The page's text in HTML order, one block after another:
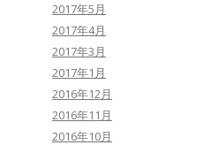
2017年5月
2017年4月
2017年3月
2017年1月
2016年12月
2016年11月
2016年10月